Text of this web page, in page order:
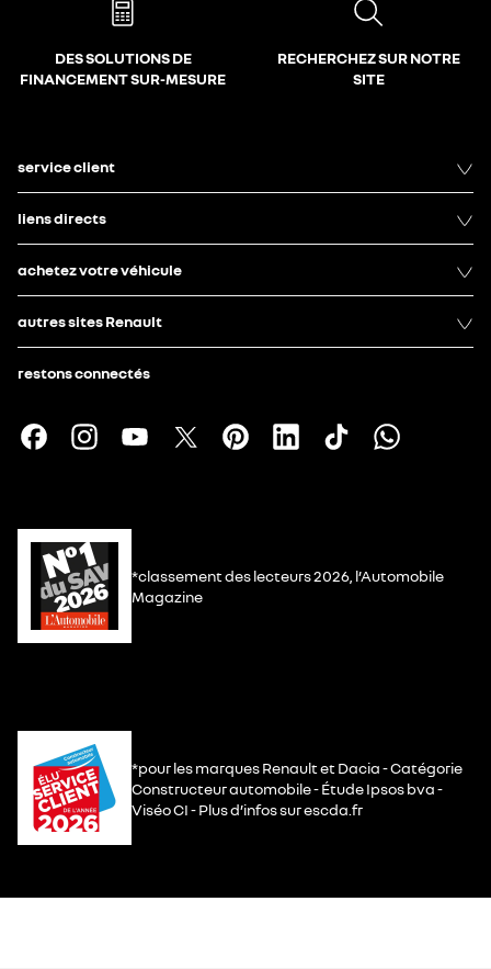
DES SOLUTIONS DE
FINANCEMENT SUR-MESURE
RECHERCHEZ SUR NOTRE
SITE
service client
liens directs
achetez votre véhicule
autres sites Renault
restons connectés
*classement des lecteurs 2026, l’Automobile
Magazine
*pour les marques Renault et Dacia - Catégorie
Constructeur automobile - Étude Ipsos bva -
Viséo CI - Plus d’infos sur escda.fr